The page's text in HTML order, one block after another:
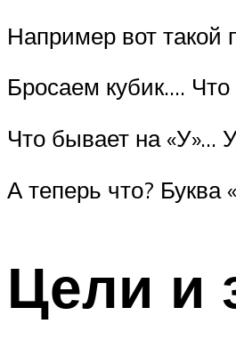
Например вот такой
Бросаем кубик…. Что
Что бывает на «У»…
А теперь что? Буква
Цели и